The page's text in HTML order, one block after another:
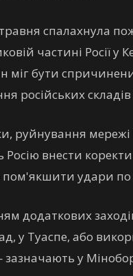
спалахнула
частині Росії у
міг бути
російських
руйнування мережі
внести
удари по
додаткових
у Туаспе, або
у